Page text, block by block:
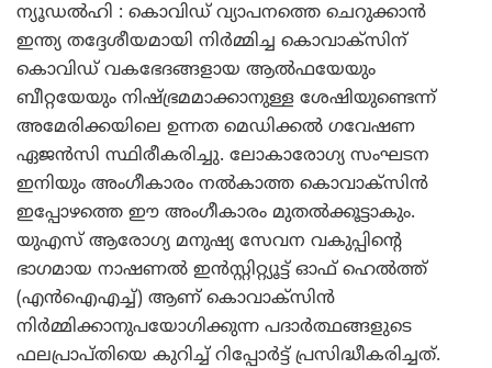
ന്യൂഡല്‍ഹി : കൊവിഡ് വ്യാപനത്തെ ചെറുക്കാന്‍
ഇന്ത്യ തദ്ദേശീയമായി നിര്‍മ്മിച്ച കൊവാക്‌സിന്
കൊവിഡ് വകഭേദങ്ങളായ ആല്‍ഫയേയും
ബീറ്റയേയും നിഷ്ഭ്രമമാക്കാനുള്ള ശേഷിയുണ്ടെന്ന്
അമേരിക്കയിലെ ഉന്നത മെഡിക്കല്‍ ഗവേഷണ
ഏജന്‍സി സ്ഥിരീകരിച്ചു. ലോകാരോഗ്യ സംഘടന
ഇനിയും അംഗീകാരം നല്‍കാത്ത കൊവാക്‌സിന്‍
ഇപ്പോഴത്തെ ഈ അംഗീകാരം മുതല്‍ക്കൂട്ടാകും.
യുഎസ് ആരോഗ്യ മനുഷ്യ സേവന വകുപ്പിന്റെ
ഭാഗമായ നാഷണല്‍ ഇന്‍സ്റ്റിറ്റ്യൂട്ട് ഓഫ് ഹെല്‍ത്ത്
(എന്‍ഐഎച്ച്) ആണ് കൊവാക്‌സിന്‍
നിര്‍മ്മിക്കാനുപയോഗിക്കുന്ന പദാര്‍ത്ഥങ്ങളുടെ
ഫലപ്രാപ്തിയെ കുറിച്ച് റിപ്പോര്‍ട്ട് പ്രസിദ്ധീകരിച്ചത്.